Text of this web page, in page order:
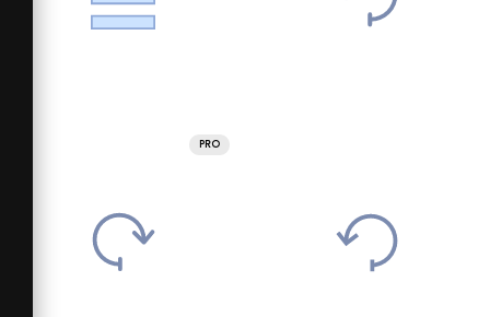
PRO